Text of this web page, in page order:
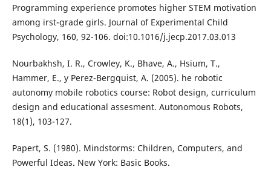
Programming experience promotes higher STEM motivation
among irst-grade girls. Journal of Experimental Child
Psychology, 160, 92-106. doi:10.1016/j.jecp.2017.03.013
Nourbakhsh, I. R., Crowley, K., Bhave, A., Hsium, T.,
Hammer, E., y Perez-Bergquist, A. (2005). he robotic
autonomy mobile robotics course: Robot design, curriculum
design and educational assesment. Autonomous Robots,
18(1), 103-127.
Papert, S. (1980). Mindstorms: Children, Computers, and
Powerful Ideas. New York: Basic Books.